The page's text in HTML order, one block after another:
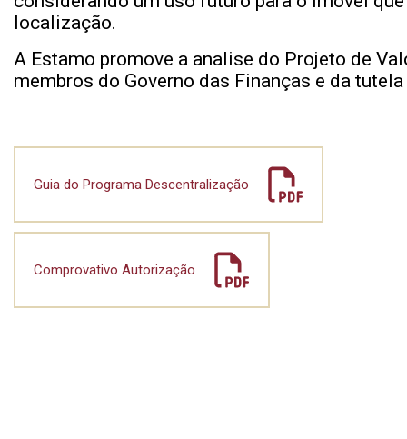
localização.
A Estamo promove a analise do Projeto de
membros do Governo das Finanças e da
Guia do Programa Descentralização
Comprovativo Autorização